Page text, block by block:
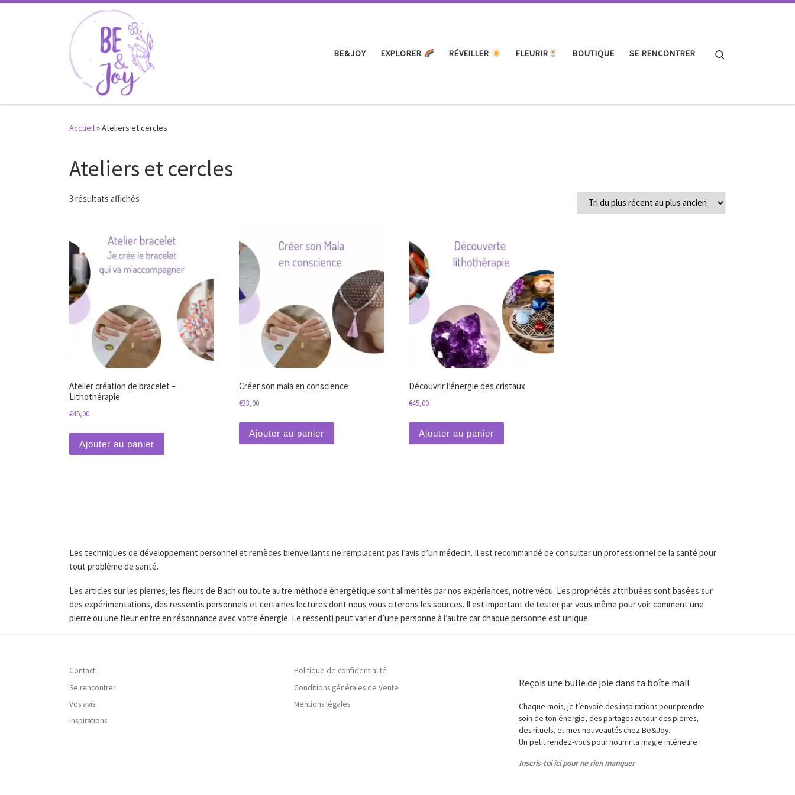
Passer au contenu
BE&JOY EXPLORER RÉVEILLER FLEURIR BOUTIQUE SE RENCONTRER
Accueil»Ateliers et cercles
Ateliers et cercles
3 résultats affichés
Atelier création de bracelet –
Lithothérapie
€45,00
Ajouter au panier
Créer son mala en conscience
€33,00
Ajouter au panier
Découvrir l’énergie des cristaux
€45,00
Ajouter au panier
Les techniques de développement personnel et remèdes bienveillants ne remplacent pas l’avis d’un médecin. Il est recommandé de consulter un professionnel de la santé pour
tout problème de santé.
Les articles sur les pierres, les fleurs de Bach ou toute autre méthode énergétique sont alimentés par nos expériences, notre vécu. Les propriétés attribuées sont basées sur
des expérimentations, des ressentis personnels et certaines lectures dont nous vous citerons les sources. Il est important de tester par vous même pour voir comment une
pierre ou une fleur entre en résonnance avec votre énergie. Le ressenti peut varier d’une personne à l’autre car chaque personne est unique.
Contact
Se rencontrer
Vos avis
Inspirations
Politique de confidentialité
Conditions générales de Vente
Mentions légales
Reçois une bulle de joie dans ta boîte mail
Chaque mois, je t’envoie des inspirations pour prendre
soin de ton énergie, des partages autour des pierres,
des rituels, et mes nouveautés chez Be&Joy.
Un petit rendez-vous pour nourrir ta magie intérieure
Inscris-toi ici pour ne rien manquer